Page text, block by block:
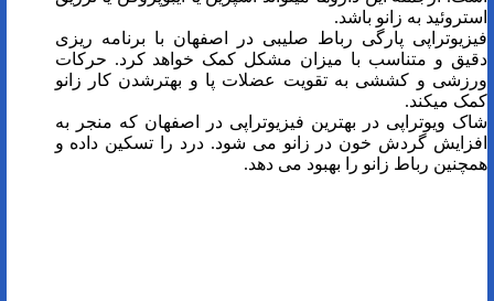
استروئید به زانو باشد.
فیزیوتراپی پارگی رباط صلیبی در اصفهان با برنامه ریزی
دقیق و متناسب با میزان مشکل کمک خواهد کرد. حرکات
ورزشی و کششی به تقویت عضلات پا و بهترشدن کار زانو
کمک میکند.
شاک ویوتراپی در بهترین فیزیوتراپی در اصفهان که منجر به
افزایش گردش خون در زانو می شود. درد را تسکین داده و
همچنین رباط زانو را بهبود می دهد.